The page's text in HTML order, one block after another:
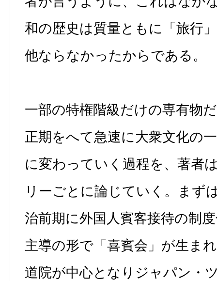
和の歴史は質量ともに「旅行
他ならなかったからである。
一部の特権階級だけの専有物
正期をへて急速に大衆文化の
に変わっていく過程を、著者
リーごとに論じていく。まず
治前期に外国人賓客接待の制
主導の形で「喜賓会」が生ま
道院が中心となりジャパン・